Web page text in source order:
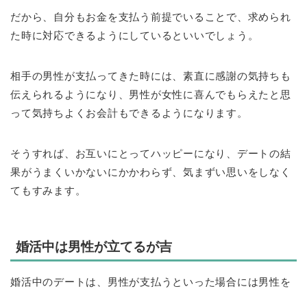
だから、自分もお金を支払う前提でいることで、求められ
た時に対応できるようにしているといいでしょう。
相手の男性が支払ってきた時には、素直に感謝の気持ちも
伝えられるようになり、男性が女性に喜んでもらえたと思
って気持ちよくお会計もできるようになります。
そうすれば、お互いにとってハッピーになり、デートの結
果がうまくいかないにかかわらず、気まずい思いをしなく
てもすみます。
婚活中は男性が立てるが吉
婚活中のデートは、男性が支払うといった場合には男性を